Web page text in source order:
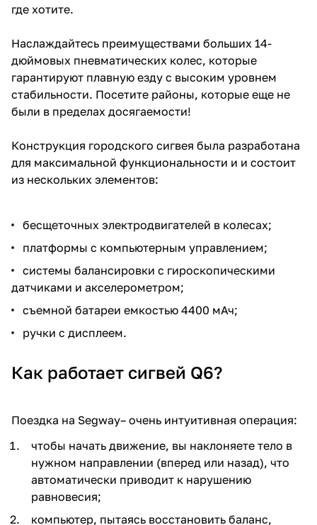
где хотите.
Наслаждайтесь преимуществами больших 14-
дюймовых пневматических колес, которые
гарантируют плавную езду с высоким уровнем
стабильности. Посетите районы, которые еще не
были в пределах досягаемости!
Конструкция городского сигвея была разработана
для максимальной функциональности и и состоит
из нескольких элементов:
бесщеточных электродвигателей в колесах;
платформы с компьютерным управлением;
системы балансировки с гироскопическими
датчиками и акселерометром;
съемной батареи емкостью 4400 мАч;
ручки с дисплеем.
Как работает сигвей Q6?
Поездка на Segway– очень интуитивная операция:
чтобы начать движение, вы наклоняете тело в
нужном направлении (вперед или назад), что
автоматически приводит к нарушению
равновесия;
компьютер, пытаясь восстановить баланс,